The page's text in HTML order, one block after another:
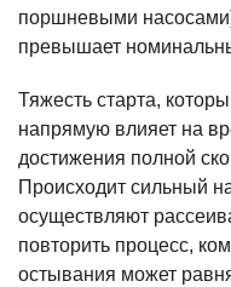
поршневыми
превышает
Тяжесть старта,
напрямую влияет на
достижения полной
Происходит сильный
осуществляют
повторить процесс,
остывания может